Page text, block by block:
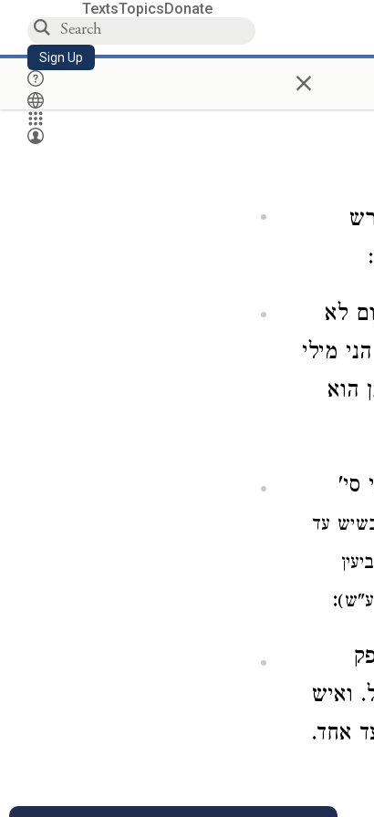
TextsTopicsDonate
Sign Up ×
לא
מילי
הוא
סי'
עד
ע"ש):
ואיש
אחד.